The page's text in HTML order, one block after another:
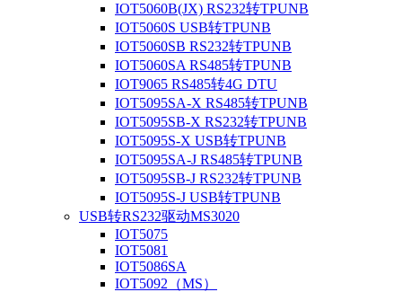
IOT5060B(JX) RS232转TPUNB
IOT5060S USB转TPUNB
IOT5060SB RS232转TPUNB
IOT5060SA RS485转TPUNB
IOT9065 RS485转4G DTU
IOT5095SA-X RS485转TPUNB
IOT5095SB-X RS232转TPUNB
IOT5095S-X USB转TPUNB
IOT5095SA-J RS485转TPUNB
IOT5095SB-J RS232转TPUNB
IOT5095S-J USB转TPUNB
USB转RS232驱动MS3020
IOT5075
IOT5081
IOT5086SA
IOT5092（MS）